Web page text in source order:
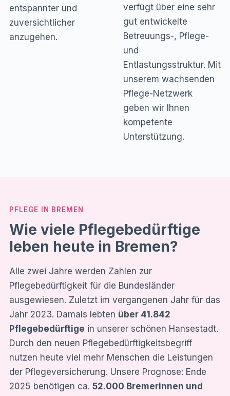
entspannter und
zuversichtlicher
anzugehen.
verfügt über eine sehr
gut entwickelte
Betreuungs-, Pflege-
und
Entlastungsstruktur. Mit
unserem wachsenden
Pflege-Netzwerk
geben wir Ihnen
kompetente
Unterstützung.
PFLEGE IN BREMEN
Wie viele Pflegebedürftige
leben heute in Bremen?
Alle zwei Jahre werden Zahlen zur
Pflegebedürftigkeit für die Bundesländer
ausgewiesen. Zuletzt im vergangenen Jahr für das
Jahr 2023. Damals lebten über 41.842
Pflegebedürftige in unserer schönen Hansestadt.
Durch den neuen Pflegebedürftigkeitsbegriff
nutzen heute viel mehr Menschen die Leistungen
der Pflegeversicherung. Unsere Prognose: Ende
2025 benötigen ca. 52.000 Bremerinnen und